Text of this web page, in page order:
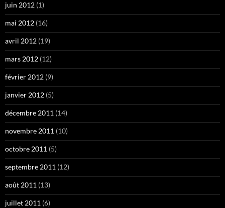
juin 2012 (1)
mai 2012 (16)
avril 2012 (19)
mars 2012 (12)
février 2012 (9)
janvier 2012 (5)
décembre 2011 (14)
novembre 2011 (10)
octobre 2011 (5)
septembre 2011 (12)
août 2011 (13)
juillet 2011 (6)